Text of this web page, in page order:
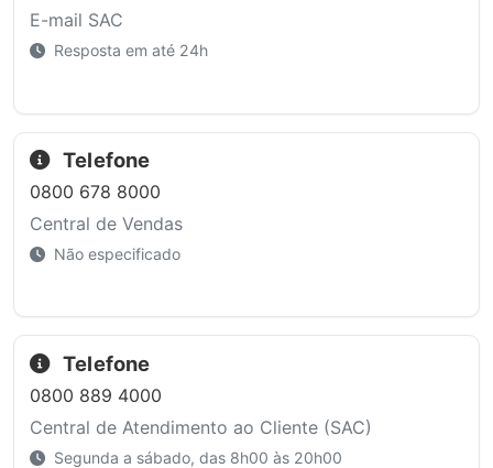
E-mail SAC
Resposta em até 24h
Telefone
0800 678 8000
Central de Vendas
Não especificado
Telefone
0800 889 4000
Central de Atendimento ao Cliente (SAC)
Segunda a sábado, das 8h00 às 20h00